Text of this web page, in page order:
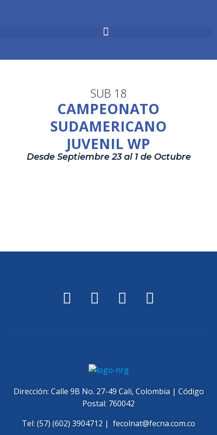
SUB 18
CAMPEONATO
SUDAMERICANO
JUVENIL WP
Desde Septiembre 23 al 1 de Octubre
Dirección: Calle 9B No. 27-49 Cali, Colombia | Código
Postal: 760042
Tel: (57) (602) 3904712 | fecolnat@fecna.com.co